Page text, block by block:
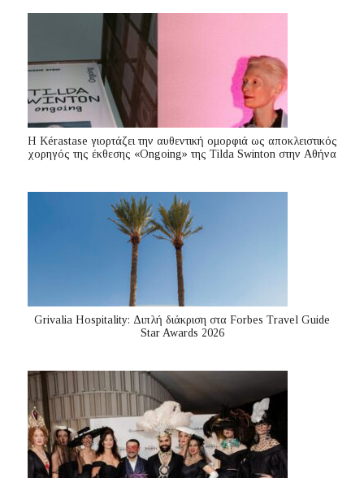
Η Kérastase γιορτάζει την αυθεντική ομορφιά ως αποκλειστικός
χορηγός της έκθεσης «Ongoing» της Tilda Swinton στην Αθήνα
Grivalia Hospitality: Διπλή διάκριση στα Forbes Travel Guide
Star Awards 2026